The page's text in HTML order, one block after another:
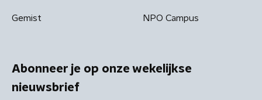
Gemist NPO Campus
Abonneer je op onze wekelijkse
nieuwsbrief